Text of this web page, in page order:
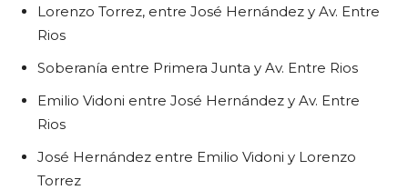
Lorenzo Torrez, entre José Hernández y Av. Entre
Rios
Soberanía entre Primera Junta y Av. Entre Rios
Emilio Vidoni entre José Hernández y Av. Entre
Rios
José Hernández entre Emilio Vidoni y Lorenzo
Torrez